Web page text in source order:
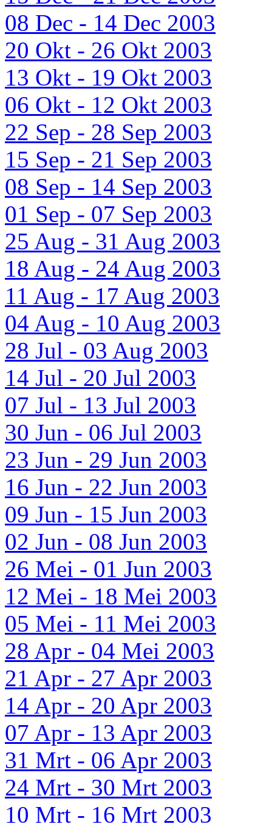
08 Dec - 14 Dec 2003
20 Okt - 26 Okt 2003
13 Okt - 19 Okt 2003
06 Okt - 12 Okt 2003
22 Sep - 28 Sep 2003
15 Sep - 21 Sep 2003
08 Sep - 14 Sep 2003
01 Sep - 07 Sep 2003
25 Aug - 31 Aug 2003
18 Aug - 24 Aug 2003
11 Aug - 17 Aug 2003
04 Aug - 10 Aug 2003
28 Jul - 03 Aug 2003
14 Jul - 20 Jul 2003
07 Jul - 13 Jul 2003
30 Jun - 06 Jul 2003
23 Jun - 29 Jun 2003
16 Jun - 22 Jun 2003
09 Jun - 15 Jun 2003
02 Jun - 08 Jun 2003
26 Mei - 01 Jun 2003
12 Mei - 18 Mei 2003
05 Mei - 11 Mei 2003
28 Apr - 04 Mei 2003
21 Apr - 27 Apr 2003
14 Apr - 20 Apr 2003
07 Apr - 13 Apr 2003
31 Mrt - 06 Apr 2003
24 Mrt - 30 Mrt 2003
10 Mrt - 16 Mrt 2003